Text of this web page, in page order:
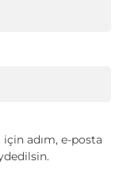
adım, e-posta